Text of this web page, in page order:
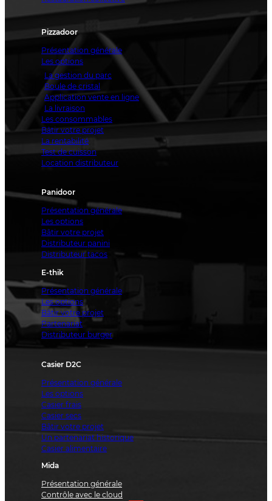
Pizzadoor
Présentation générale
Les options
La gestion du parc
Boule de cristal
Application vente en ligne
La livraison
Les consommables
Bâtir votre projet
La rentabilité
Test de cuisson
Location distributeur
Panidoor
Présentation générale
Les options
Bâtir votre projet
Distributeur panini
Distributeur tacos
E-thik
Présentation générale
Les options
Bâtir votre projet
Partenariat
Distributeur burger
Casier D2C
Présentation générale
Les options
Casier frais
Casier secs
Bâtir votre projet
Un partenariat historique
Casier alimentaire
Mida
Présentation générale
Contrôle avec le cloud